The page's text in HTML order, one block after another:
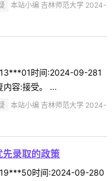
本站小编 吉林师范大学 2024-
时间:2024-09-281
内容:接受。 ...
本站小编 吉林师范大学 2024-
录取的政策
时间:2024-09-280